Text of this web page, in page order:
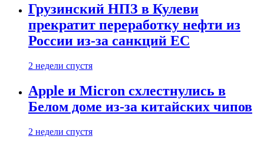
Грузинский НПЗ в Кулеви
прекратит переработку нефти из
России из-за санкций ЕС
2 недели спустя
Apple и Micron схлестнулись в
Белом доме из-за китайских чипов
2 недели спустя